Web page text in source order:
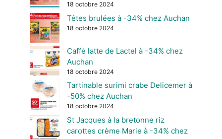
18 octobre 2024
Têtes brulées à -34% chez Auchan
18 octobre 2024
Caffè latte de Lactel à -34% chez
Auchan
18 octobre 2024
Tartinable surimi crabe Delicemer à
-50% chez Auchan
18 octobre 2024
St Jacques à la bretonne riz
carottes crème Marie à -34% chez